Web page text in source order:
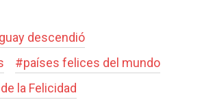
descendió
#países felices del mundo
la Felicidad